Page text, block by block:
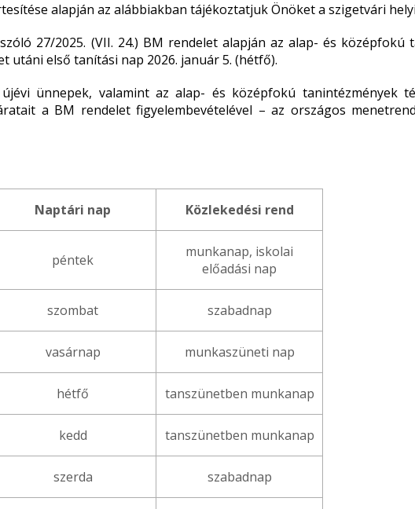
alapján az alábbiakban tájékoztatjuk Önöket a szigetvári
27/2025. (VII. 24.) BM rendelet alapján az alap- és
utáni első tanítási nap 2026. január 5. (hétfő).
ünnepek, valamint az alap- és középfokú tanintézmények
a BM rendelet figyelembevételével – az országos
Naptári nap Közlekedési rend
péntek
munkanap, iskolai
előadási nap
szombat szabadnap
vasárnap munkaszüneti nap
hétfő tanszünetben munkanap
kedd tanszünetben munkanap
szerda szabadnap